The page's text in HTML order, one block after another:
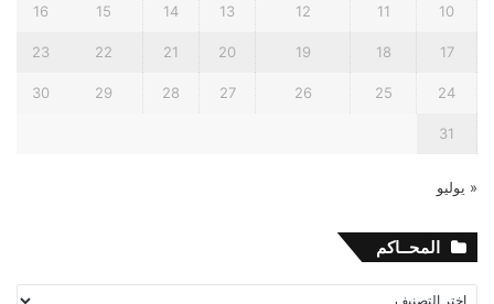
10
11
12
13
14
15
16
17
18
19
20
21
22
23
24
25
26
27
28
29
30
31
« يوليو
المحــاكم
المحــاكم